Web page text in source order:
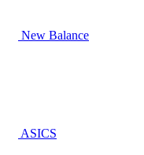
New Balance
ASICS